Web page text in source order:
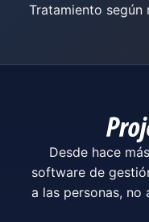
Tratamiento según
Desde hace
software de
a las personas, no